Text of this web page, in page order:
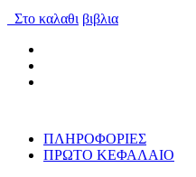
Στο καλαθι βιβλια
ΠΛΗΡΟΦΟΡΙΕΣ
ΠΡΩΤΟ ΚΕΦΑΛΑΙΟ